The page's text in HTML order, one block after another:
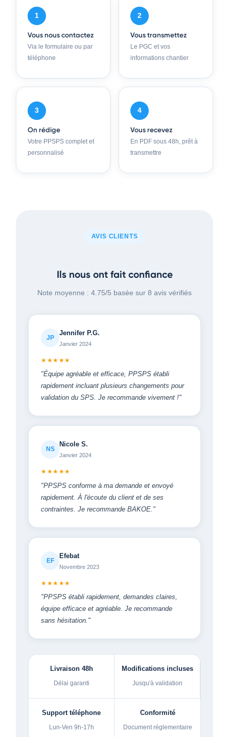
1
Vous nous contactez
Via le formulaire ou par
téléphone
2
Vous transmettez
Le PGC et vos
informations chantier
3
On rédige
Votre PPSPS complet et
personnalisé
4
Vous recevez
En PDF sous 48h, prêt à
transmettre
AVIS CLIENTS
Ils nous ont fait confiance
Note moyenne : 4.75/5 basée sur 8 avis vérifiés
JP
Jennifer P.G.
Janvier 2024
★★★★★
"Équipe agréable et efficace, PPSPS établi
rapidement incluant plusieurs changements pour
validation du SPS. Je recommande vivement !"
NS
Nicole S.
Janvier 2024
★★★★★
"PPSPS conforme à ma demande et envoyé
rapidement. À l'écoute du client et de ses
contraintes. Je recommande BAKOE."
EF
Efebat
Novembre 2023
★★★★★
"PPSPS établi rapidement, demandes claires,
équipe efficace et agréable. Je recommande
sans hésitation."
Livraison 48h
Délai garanti
Modifications incluses
Jusqu'à validation
Support téléphone
Lun-Ven 9h-17h
Conformité
Document réglementaire